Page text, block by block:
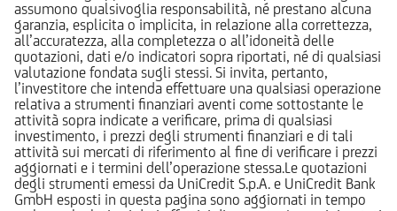
assumono qualsivoglia responsabilità, né prestano alcuna
garanzia, esplicita o implicita, in relazione alla correttezza,
all’accuratezza, alla completezza o all’idoneità delle
quotazioni, dati e/o indicatori sopra riportati, né di qualsiasi
valutazione fondata sugli stessi. Si invita, pertanto,
l’investitore che intenda effettuare una qualsiasi operazione
relativa a strumenti finanziari aventi come sottostante le
attività sopra indicate a verificare, prima di qualsiasi
investimento, i prezzi degli strumenti finanziari e di tali
attività sui mercati di riferimento al fine di verificare i prezzi
aggiornati e i termini dell’operazione stessa.Le quotazioni
degli strumenti emessi da UniCredit S.p.A. e UniCredit Bank
GmbH esposti in questa pagina sono aggiornati in tempo